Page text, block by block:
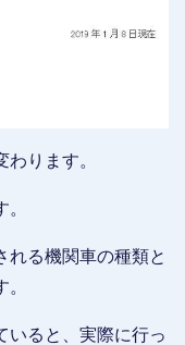
ります。
れる機関車の種類と
いると、実際に行っ